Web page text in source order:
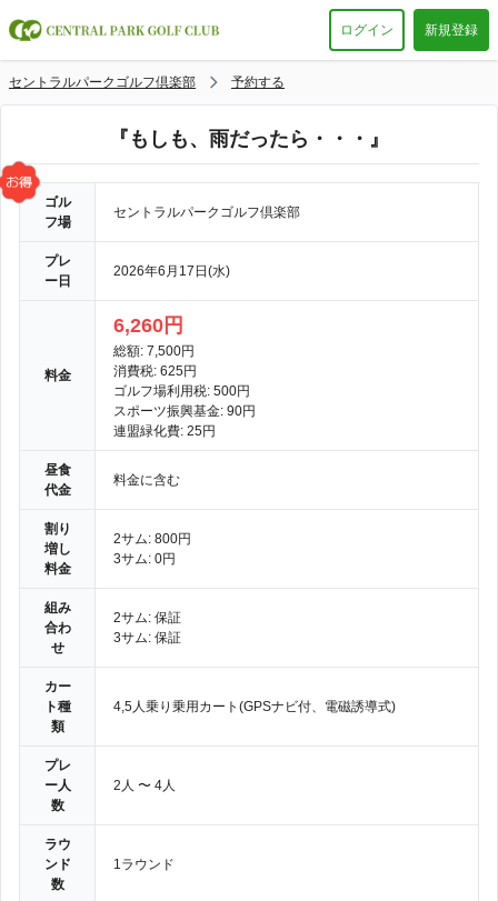
ログイン 新規登録
セントラルパークゴルフ倶楽部 予約する
『もしも、雨だったら・・・』
ゴル
フ場
セントラルパークゴルフ倶楽部
プレ
ー日
2026年6月17日(水)
料金
6,260円
総額: 7,500円
消費税: 625円
ゴルフ場利用税: 500円
スポーツ振興基金: 90円
連盟緑化費: 25円
昼食
代金
料金に含む
割り
増し
料金
2サム: 800円
3サム: 0円
組み
合わ
せ
2サム: 保証
3サム: 保証
カー
ト種
類
4,5人乗り乗用カート(GPSナビ付、電磁誘導式)
プレ
ー人
数
2人 〜 4人
ラウ
ンド
数
1ラウンド